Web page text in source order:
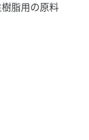
脂用の原料